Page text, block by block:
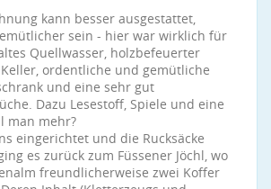
kann besser ausgestattet,
sein - hier war wirklich für
Quellwasser, holzbefeuerter
ordentliche und gemütliche
und eine sehr gut
Dazu Lesestoff, Spiele und eine
man mehr?
eingerichtet und die Rucksäcke
es zurück zum Füssener Jöchl, wo
freundlicherweise zwei Koffer